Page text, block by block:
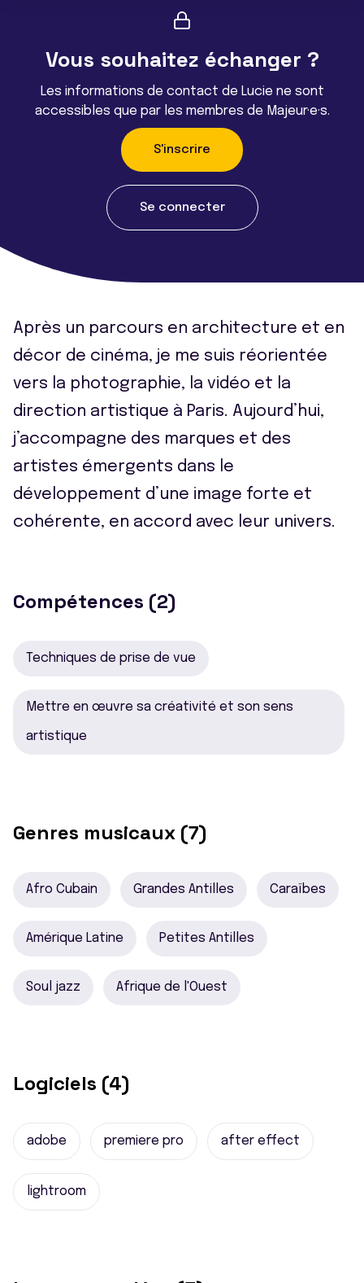
Vous souhaitez échanger ?
Les informations de contact de Lucie ne sont
accessibles que par les membres de Majeur·e·s.
S'inscrire
Se connecter
Après un parcours en architecture et en
décor de cinéma, je me suis réorientée
vers la photographie, la vidéo et la
direction artistique à Paris. Aujourd’hui,
j’accompagne des marques et des
artistes émergents dans le
développement d’une image forte et
cohérente, en accord avec leur univers.
Compétences (2)
Techniques de prise de vue
Mettre en œuvre sa créativité et son sens
artistique
Genres musicaux (7)
Afro Cubain Grandes Antilles Caraïbes
Amérique Latine Petites Antilles
Soul jazz Afrique de l'Ouest
Logiciels (4)
adobe premiere pro after effect
lightroom